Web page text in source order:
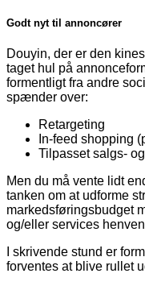
Godt nyt til annoncører
Douyin, der er den
taget hul på
formentligt fra andre
spænder over:
Retargeting
In-feed shopping
Tilpasset salgs-
Men du må vente lidt
tanken om at udforme
markedsføringsbudget
og/eller services
I skrivende stund er
forventes at blive rullet